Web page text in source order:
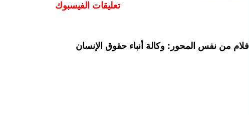
تعليقات الفيسبوك
افلام من نفس المحور: وكالة أنباء حقوق الإنسان